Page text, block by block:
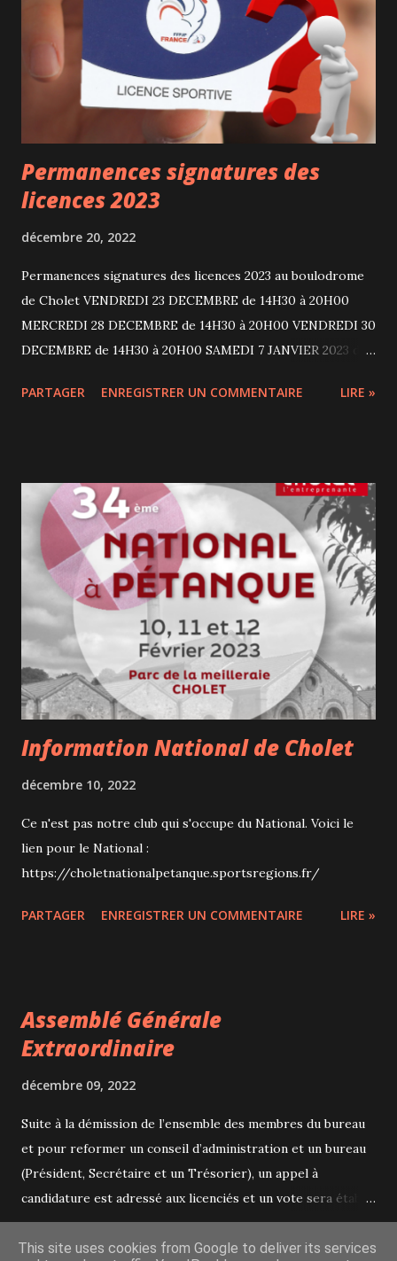
Permanences signatures des
licences 2023
décembre 20, 2022
Permanences signatures des licences 2023 au boulodrome
de Cholet VENDREDI 23 DECEMBRE de 14H30 à 20H00
MERCREDI 28 DECEMBRE de 14H30 à 20H00 VENDREDI 30
DECEMBRE de 14H30 à 20H00 SAMEDI 7 JANVIER 2023 de
billets de tombola National de Cholet) - Féminines = 40
(ou numéro de Sécurité Sociale) et un certificat médical
(valable 3 ans). Pour création de licence apporter: la carte
vitale (ou numéro de Sécurité Sociale), un certificat médical
et carte d'identité et 2 photos d'identité. Pour les licenciés
d'un autre club (mutation) apporter: la licence , la carte
vitale ,un certificat médical, 2 photos d'identité et feuille de
mutation.
PARTAGER ENREGISTRER UN COMMENTAIRE LIRE »
Information National de Cholet
décembre 10, 2022
Ce n'est pas notre club qui s'occupe du National. Voici le
lien pour le National :
https://choletnationalpetanque.sportsregions.fr/
PARTAGER ENREGISTRER UN COMMENTAIRE LIRE »
Assemblé Générale
Extraordinaire
décembre 09, 2022
Suite à la démission de l’ensemble des membres du bureau
et pour reformer un conseil d’administration et un bureau
(Président, Secrétaire et un Trésorier), un appel à
candidature est adressé aux licenciés et un vote sera établi
lors de cette assemblée le Vendredi 16 décembre 2022 au
Boulodrome. Pour que ce vote soit valable, la présence des
PARTAGER ENREGISTRER UN COMMENTAIRE LIRE »
This site uses cookies from Google to deliver its services